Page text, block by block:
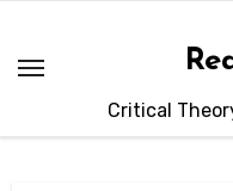
springen
Critical